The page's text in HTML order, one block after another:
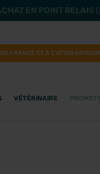
EN POINT
EN FRANCE ET À
VÉTÉRINAIRE